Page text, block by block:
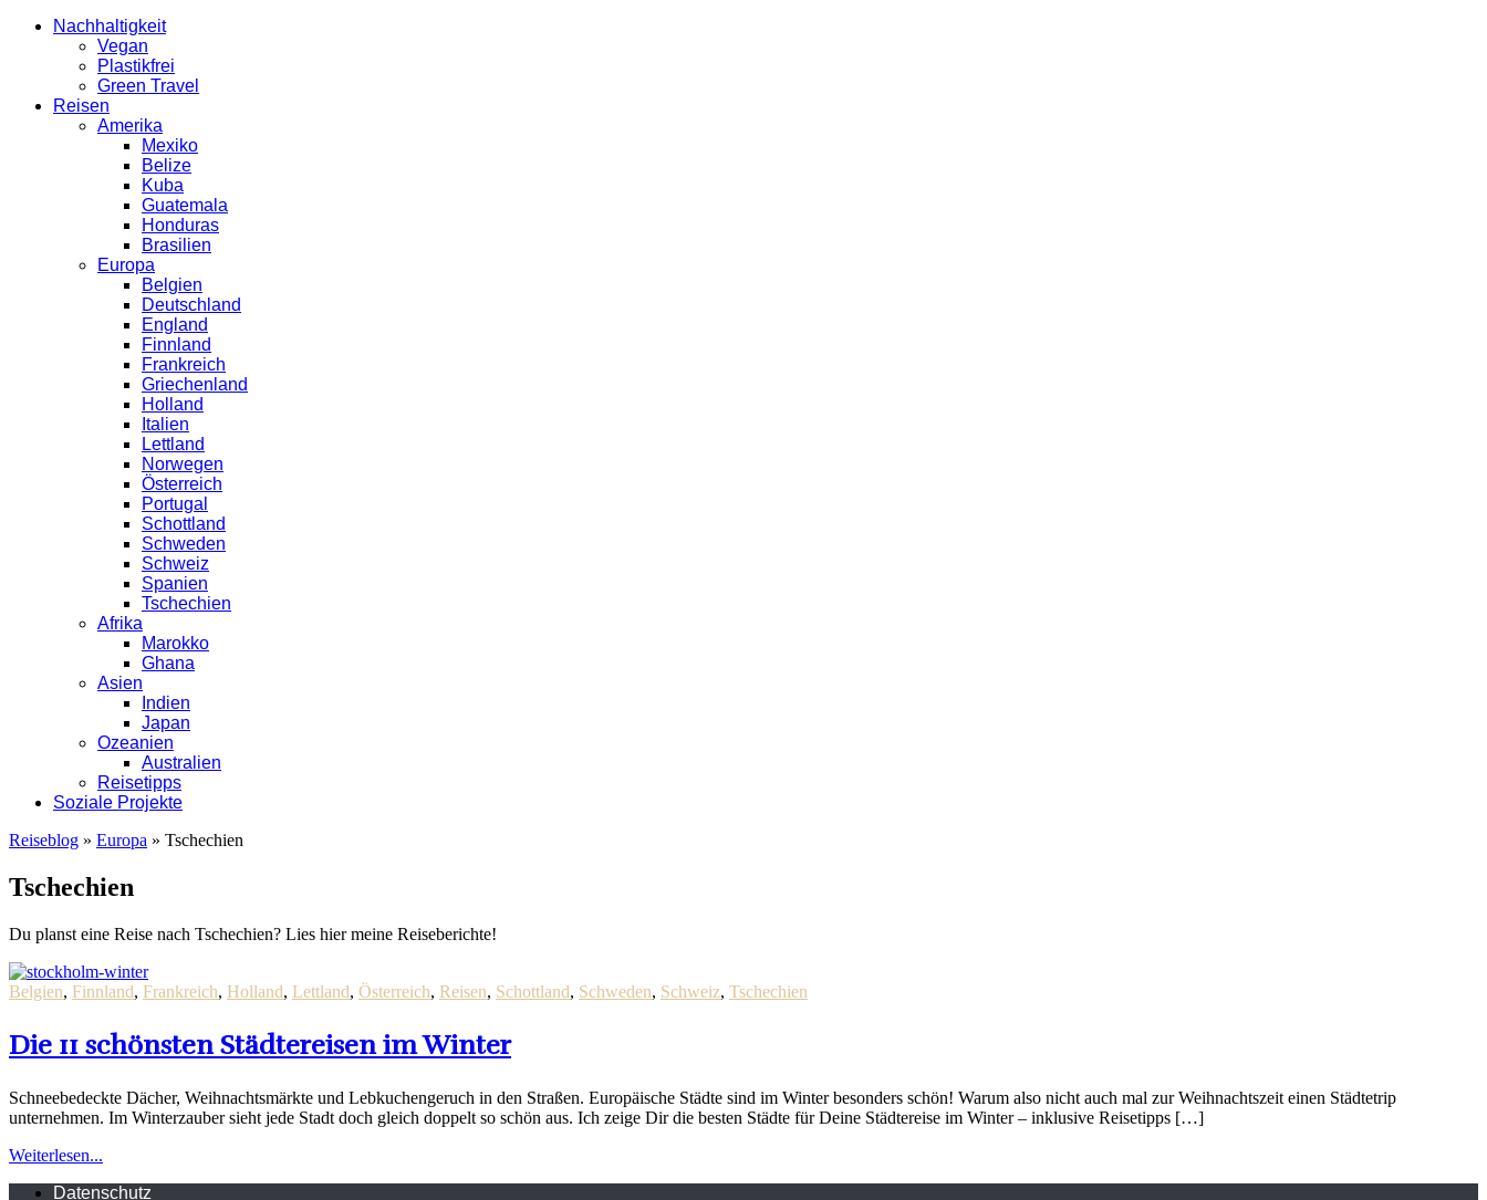
Nachhaltigkeit
Vegan
Plastikfrei
Green Travel
Reisen
Amerika
Mexiko
Belize
Kuba
Guatemala
Honduras
Brasilien
Europa
Belgien
Deutschland
England
Finnland
Frankreich
Griechenland
Holland
Italien
Lettland
Norwegen
Österreich
Portugal
Schottland
Schweden
Schweiz
Spanien
Tschechien
Afrika
Marokko
Ghana
Asien
Indien
Japan
Ozeanien
Australien
Reisetipps
Soziale Projekte
Reiseblog » Europa » Tschechien
Tschechien
Du planst eine Reise nach Tschechien? Lies hier meine Reiseberichte!
Belgien, Finnland, Frankreich, Holland, Lettland, Österreich, Reisen, Schottland, Schweden, Schweiz, Tschechien
Die 11 schönsten Städtereisen im Winter
Schneebedeckte Dächer, Weihnachtsmärkte und Lebkuchengeruch in den Straßen. Europäische Städte sind im Winter besonders schön! Warum also nicht auch mal zur Weihnachtszeit einen Städtetrip
unternehmen. Im Winterzauber sieht jede Stadt doch gleich doppelt so schön aus. Ich zeige Dir die besten Städte für Deine Städtereise im Winter – inklusive Reisetipps […]
Weiterlesen...
Datenschutz